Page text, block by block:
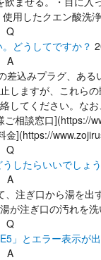
用したクエン酸洗
Q
どうしてですか？
A
込みプラグ、あ
ますが、これら
てください。な
談窓口](https://
](https://
Q
したらいいでしょ
A
ぎ口から湯を
注ぎ口の汚れを
Q
」とエラー表示が
A